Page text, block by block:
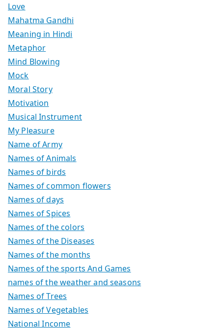
Love
Mahatma Gandhi
Meaning in Hindi
Metaphor
Mind Blowing
Mock
Moral Story
Motivation
Musical Instrument
My Pleasure
Name of Army
Names of Animals
Names of birds
Names of common flowers
Names of days
Names of Spices
Names of the colors
Names of the Diseases
Names of the months
Names of the sports And Games
names of the weather and seasons
Names of Trees
Names of Vegetables
National Income